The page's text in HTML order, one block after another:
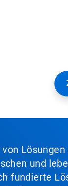
und
fundierte